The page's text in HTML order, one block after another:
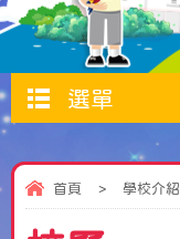
選單
首頁 > 學校介紹